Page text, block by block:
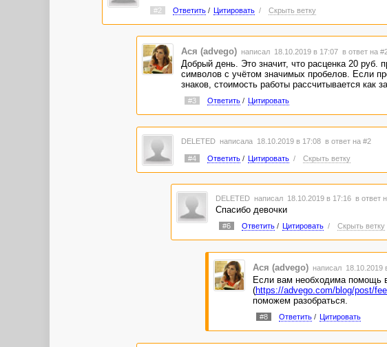
#2 Ответить/ Цитировать / Скрыть ветку
Ася (advego) написал 18.10.2019 в 17:07 в ответ на
Добрый день. Это значит, что расценка 20
символов с учётом значимых пробелов. Если
знаков, стоимость работы рассчитывается как
#3 Ответить/ Цитировать
DELETED написала 18.10.2019 в 17:08 в ответ на #2
#4 Ответить/ Цитировать / Скрыть ветку
DELETED написал 18.10.2019 в 17:16 в ответ
Спасибо девочки
#6 Ответить/ Цитировать / Скрыть ветку
Ася (advego) написал 18.10.2019
Если вам необходима помощь
(https://advego.com/blog/post/
поможем разобраться.
#8 Ответить/ Цитировать